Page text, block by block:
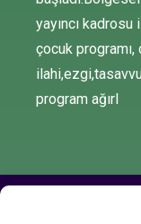
yayıncı
çocuk
program ağırl